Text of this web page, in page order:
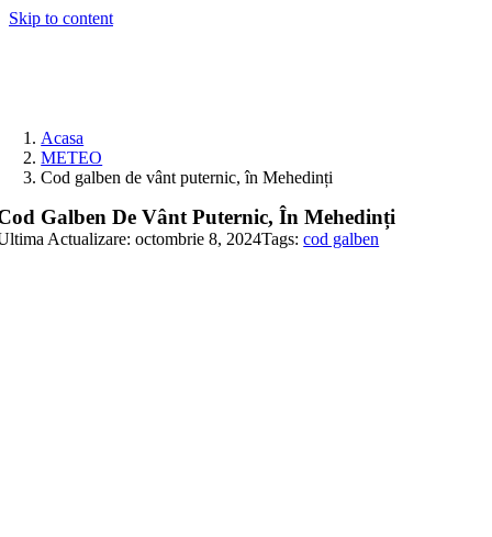
Skip to content
Acasa
METEO
Cod galben de vânt puternic, în Mehedinți
Galben De Vânt Puternic, În Mehedinți
Actualizare: octombrie 8, 2024Tags:cod galben